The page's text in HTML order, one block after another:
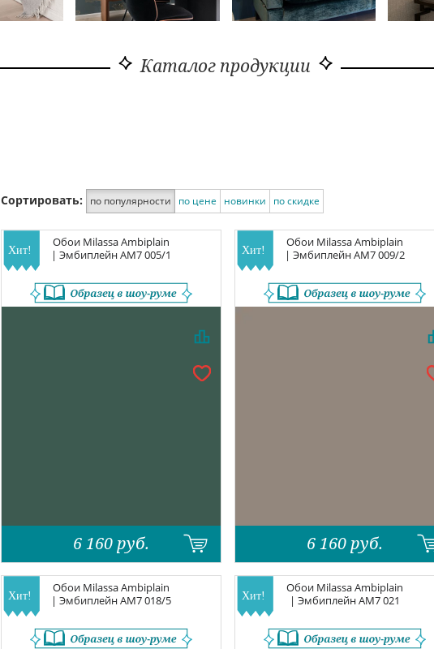
Каталог продукции
Сортировать: по популярности по цене новинки по скидке
Обои Milassa Ambiplain
| ЭмбиплейнAM7 005/1
6 160 руб.
Обои Milassa Ambiplain
| ЭмбиплейнAM7 009/2
6 160 руб.
Обои Milassa Ambiplain
| ЭмбиплейнAM7 018/5
Обои Milassa Ambiplain
| ЭмбиплейнAM7 021